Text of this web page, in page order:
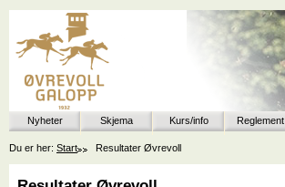
Nyheter Skjema Kurs/info Reglement
Du er her: Start Resultater Øvrevoll